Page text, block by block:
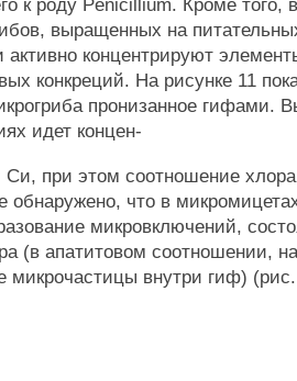
к роду Pénicillium. Кроме того,
выращенных на
активно концентрируют
конкреций. На рисунке 11
пронизанное гифами.
идет концен-
при этом соотношение
обнаружено, что в
микровключений,
(в апатитовом соотношении,
микрочастицы внутри гиф)